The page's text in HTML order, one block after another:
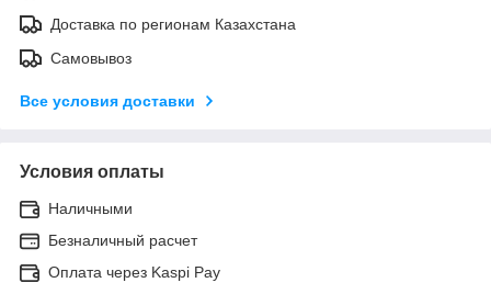
Доставка по регионам Казахстана
Самовывоз
Все условия доставки
Условия оплаты
Наличными
Безналичный расчет
Оплата через Kaspi Pay